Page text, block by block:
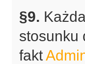
§9.
stosunku
fakt